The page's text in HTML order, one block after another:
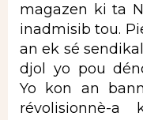
magazen ki ta
inadmisib tou.
an ek sé
djol yo pou
Yo kon an
révolisionnè-